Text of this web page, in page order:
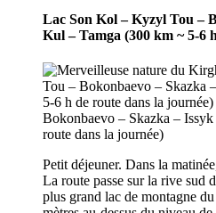
Lac Son Kol – Kyzyl Tou –
Kul – Tamga (300 km ~ 5-6
Petit déjeuner. Dans la
La route passe sur la rive sud
plus grand lac de montagne